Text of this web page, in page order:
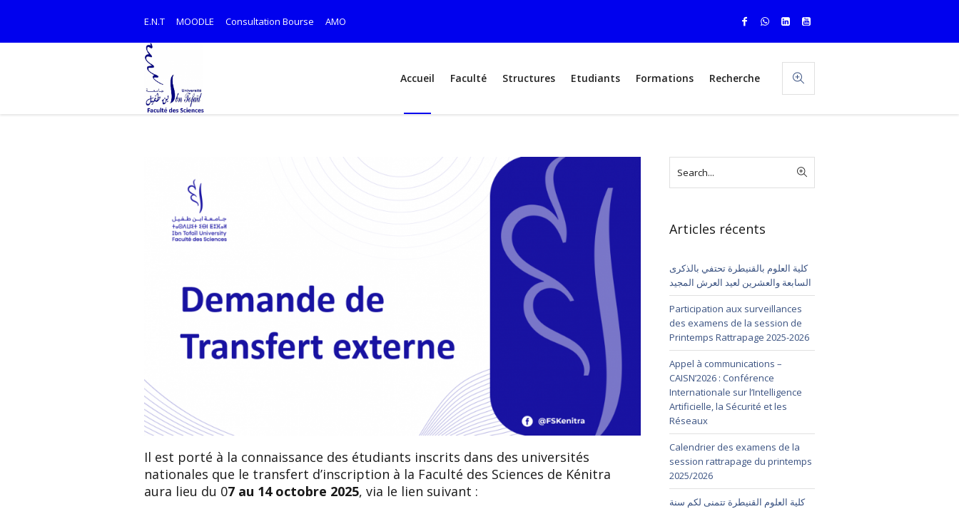
E.N.T MOODLE Consultation Bourse AMO
Accueil Faculté Structures Etudiants Formations Recherche
Il est porté à la connaissance des étudiants inscrits dans des universités
nationales que le transfert d’inscription à la Faculté des Sciences de Kénitra
aura lieu du 07 au 14 octobre 2025, via le lien suivant :
Articles récents
كلية العلوم بالقنيطرة تحتفي بالذكرى
السابعة والعشرين لعيد العرش المجيد
Participation aux surveillances
des examens de la session de
Printemps Rattrapage 2025-2026
Appel à communications –
CAISN’2026 : Conférence
Internationale sur l’Intelligence
Artificielle, la Sécurité et les
Réseaux
Calendrier des examens de la
session rattrapage du printemps
2025/2026
كلية العلوم القنيطرة تتمنى لكم سنة